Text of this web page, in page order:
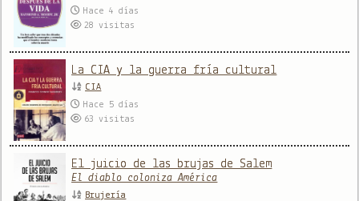
Hace 4 días
28visitas
La CIA y la guerra fría cultural
CIA
Hace 5 días
63visitas
El juicio de las brujas de Salem
El diablo coloniza América
Brujería